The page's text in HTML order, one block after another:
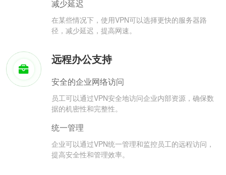
减少延迟
在某些情况下，使用VPN可以选择更快的服务器路
径，减少延迟，提高网速。
远程办公支持
安全的企业网络访问
员工可以通过VPN安全地访问企业内部资源，确保数
据的机密性和完整性。
统一管理
企业可以通过VPN统一管理和监控员工的远程访问，
提高安全性和管理效率。